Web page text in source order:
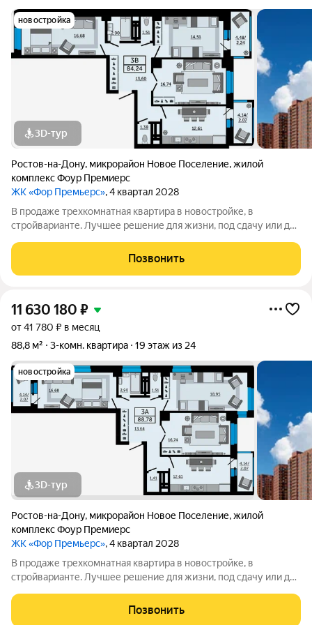
новостройка
3D-тур
Ростов-на-Дону, микрорайон Новое Поселение,жилой
комплекс Фоур Премиерс
ЖК «Фор Премьерс», 4 квартал 2028
В продаже трехкомнатная квартира в новостройке, в
стройварианте. Лучшее решение для жизни, под сдачу или для
жизни в городе. В большой прихожей достаточно места для
хранения вещей, универсальные по
Позвонить
11 630 180 ₽
от 41 780 ₽ в месяц
88,8 м²
3-комн. квартира 19 этаж из 24
новостройка
3D-тур
Ростов-на-Дону, микрорайон Новое Поселение,жилой
комплекс Фоур Премиерс
ЖК «Фор Премьерс», 4 квартал 2028
В продаже трехкомнатная квартира в новостройке, в
стройварианте. Лучшее решение для жизни, под сдачу или для
жилья бизнес-класса. Здесь есть просторная прихожая, две
лоджии, два отдельных
Позвонить